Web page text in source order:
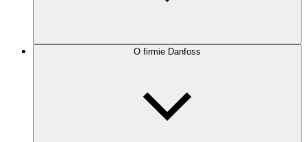
O firmie Danfoss